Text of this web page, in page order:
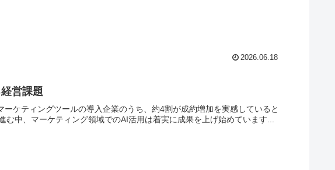
2026.06.18
営課題
ケティングツールの導入企業のうち、約4割が成約増加を実感していると
む中、マーケティング領域でのAI活用は着実に成果を上げ始めています...